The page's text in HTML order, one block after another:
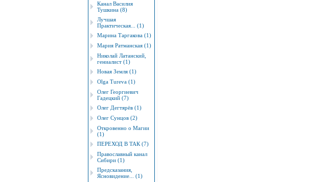
Канал Василия
Тушкина (8)
Лучшая
Практическая... (1)
Марина Таргакова (1)
Мария Ратманская (1)
Николай Латанский,
гениалист (1)
Новая Земля (1)
Оlgа Tureva (1)
Олег Георгиевич
Гадецкий (7)
Олег Дегтярёв (1)
Олег Сунцов (2)
Откровенно о Магии
(1)
ПЕРЕХОД В ТАК (7)
Православный канал
Сибири (1)
Предсказания,
Ясновидение... (1)